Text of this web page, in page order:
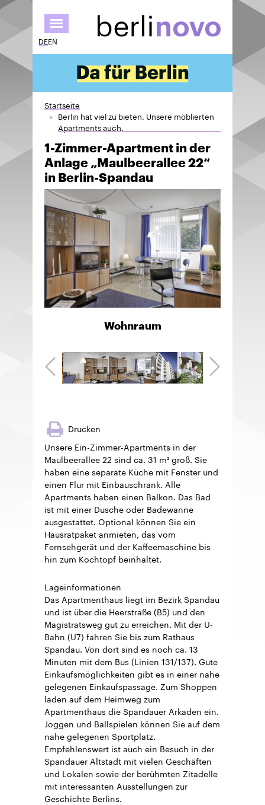
zum
Inhalt
DEEN
Startseite
Berlin hat viel zu bieten. Unsere möblierten
Apartments auch.
1-Zimmer-Apartment in der
Anlage „Maulbeerallee 22“
in Berlin-Spandau
Wohnraum
Drucken
Unsere Ein-Zimmer-Apartments in der
Maulbeerallee 22 sind ca. 31 m² groß. Sie
haben eine separate Küche mit Fenster und
einen Flur mit Einbauschrank. Alle
Apartments haben einen Balkon. Das Bad
ist mit einer Dusche oder Badewanne
ausgestattet. Optional können Sie ein
Hausratpaket anmieten, das vom
Fernsehgerät und der Kaffeemaschine bis
hin zum Kochtopf beinhaltet.
Lageinformationen
Das Apartmenthaus liegt im Bezirk Spandau
und ist über die Heerstraße (B5) und den
Magistratsweg gut zu erreichen. Mit der U-
Bahn (U7) fahren Sie bis zum Rathaus
Spandau. Von dort sind es noch ca. 13
Minuten mit dem Bus (Linien 131/137). Gute
Einkaufsmöglichkeiten gibt es in einer nahe
gelegenen Einkaufspassage. Zum Shoppen
laden auf dem Heimweg zum
Apartmenthaus die Spandauer Arkaden ein.
Joggen und Ballspielen können Sie auf dem
nahe gelegenen Sportplatz.
Empfehlenswert ist auch ein Besuch in der
Spandauer Altstadt mit vielen Geschäften
und Lokalen sowie der berühmten Zitadelle
mit interessanten Ausstellungen zur
Geschichte Berlins.